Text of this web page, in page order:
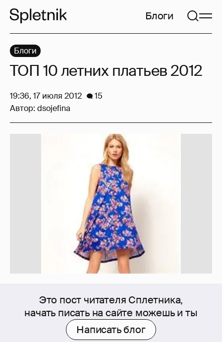
Блоги
Это пост читателя Сплетника,
начать писать на сайте можешь и ты
Написать блог
Блоги
ТОП 10 летних платьев 2012
19:36, 17 июля 2012
15
Автор: dsojefina